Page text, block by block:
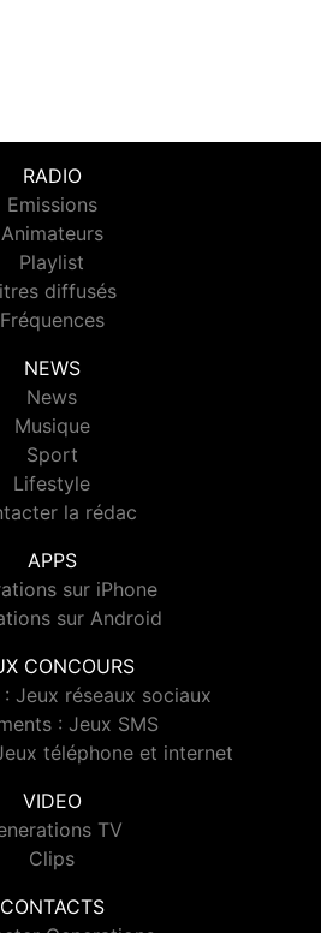
RADIO
Emissions
Animateurs
Playlist
diffusés
Fréquences
NEWS
News
Musique
Sport
Lifestyle
la rédac
APPS
sur iPhone
sur Android
CONCOURS
: Jeux réseaux sociaux
: Jeux SMS
téléphone et internet
VIDEO
TV
Clips
CONTACTS